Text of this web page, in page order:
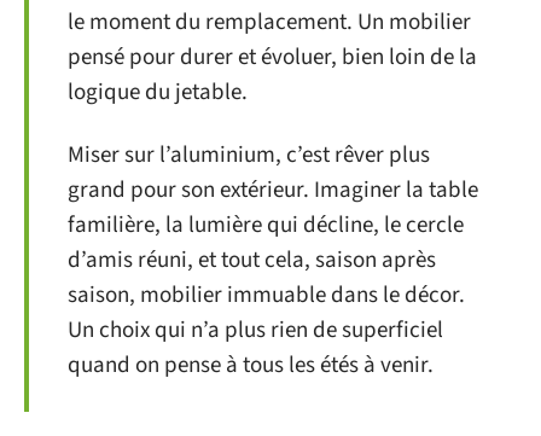
le moment du remplacement. Un mobilier
pensé pour durer et évoluer, bien loin de la
logique du jetable.
Miser sur l’aluminium, c’est rêver plus
grand pour son extérieur. Imaginer la table
familière, la lumière qui décline, le cercle
d’amis réuni, et tout cela, saison après
saison, mobilier immuable dans le décor.
Un choix qui n’a plus rien de superficiel
quand on pense à tous les étés à venir.